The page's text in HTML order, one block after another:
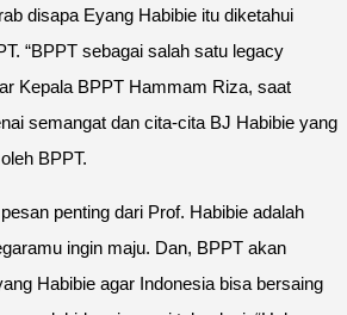
disapa Eyang Habibie itu diketahui
“BPPT sebagai salah satu legacy
Kepala BPPT Hammam Riza, saat
semangat dan cita-cita BJ Habibie yang
BPPT.
penting dari Prof. Habibie adalah
ingin maju. Dan, BPPT akan
Habibie agar Indonesia bisa bersaing